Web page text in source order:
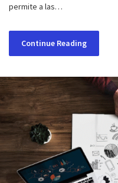
permite a las…
Continue Reading